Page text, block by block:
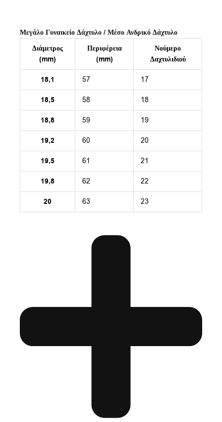
Μεγάλο Γυναικείο Δάχτυλο / Μέσο Ανδρικό Δάχτυλο
Διάμετρος
(mm)
Περιφέρεια
(mm)
Νούμερο
Δαχτυλιδιού
18,1 57 17
18,5 58 18
18,8 59 19
19,2 60 20
19,5 61 21
19,8 62 22
20 63 23